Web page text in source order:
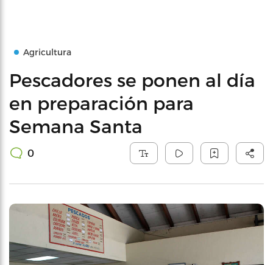
Agricultura
Pescadores se ponen al día
en preparación para
Semana Santa
0